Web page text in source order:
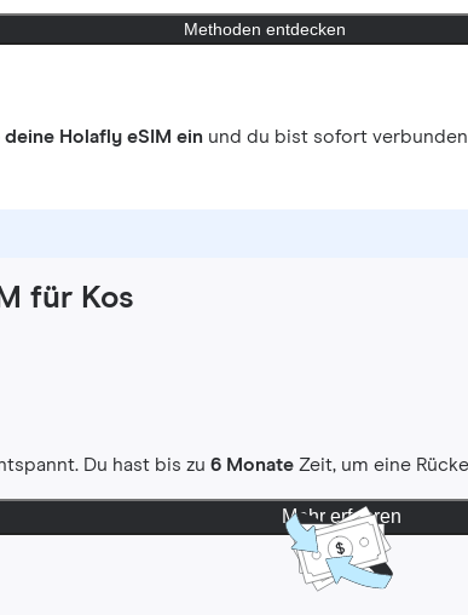
Methoden entdecken
deine Holafly eSIM ein und du bist sofort
für Kos
Du hast bis zu6 Monate Zeit, um eine
Mehr erfahren